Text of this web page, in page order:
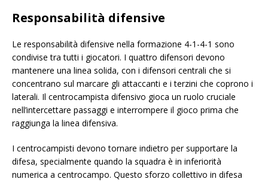
Responsabilità difensive
Le responsabilità difensive nella formazione 4-1-4-1 sono
condivise tra tutti i giocatori. I quattro difensori devono
mantenere una linea solida, con i difensori centrali che si
concentrano sul marcare gli attaccanti e i terzini che coprono i
laterali. Il centrocampista difensivo gioca un ruolo cruciale
nell’intercettare passaggi e interrompere il gioco prima che
raggiunga la linea difensiva.
I centrocampisti devono tornare indietro per supportare la
difesa, specialmente quando la squadra è in inferiorità
numerica a centrocampo. Questo sforzo collettivo in difesa